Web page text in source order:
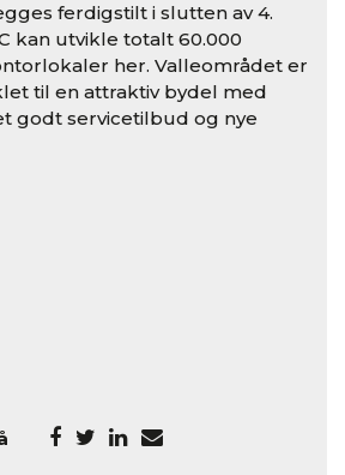
ferdigstilt i slutten av 4.
kan utvikle totalt 60.000
her. Valleområdet er
til en attraktiv bydel med
godt servicetilbud og nye